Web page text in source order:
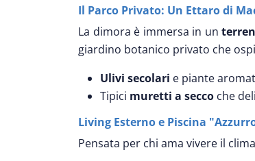
Il Parco Privato: Un Ettaro di
La dimora è immersa in un
giardino botanico privato che
Ulivi secolari e piante
Tipici muretti a secco che
Living Esterno e Piscina
Pensata per chi ama vivere il